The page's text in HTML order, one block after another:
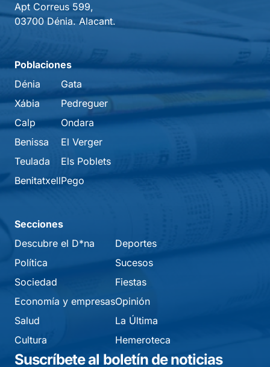
Apt Correus 599,
03700 Dénia. Alacant.
Poblaciones
Dénia
Xábia
Calp
Benissa
Teulada
Benitatxell
Gata
Pedreguer
Ondara
El Verger
Els Poblets
Pego
Secciones
Descubre el D*na
Política
Sociedad
Economía y empresas
Salud
Cultura
Deportes
Sucesos
Fiestas
Opinión
La Última
Hemeroteca
Suscríbete al boletín de noticias